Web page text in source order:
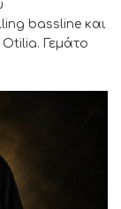
bassline και
Γεμάτο